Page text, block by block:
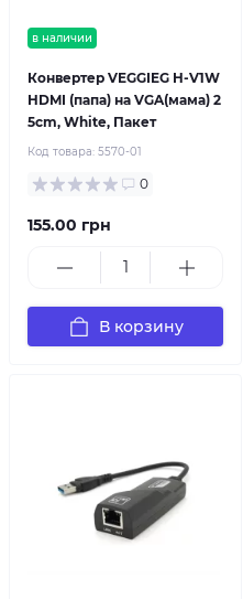
в наличии
Конвертер VEGGIEG H-V1W
HDMI (папа) на VGA(мама) 2
5cm, White, Пакет
Код товара: 5570-01
0
155.00 грн
В корзину